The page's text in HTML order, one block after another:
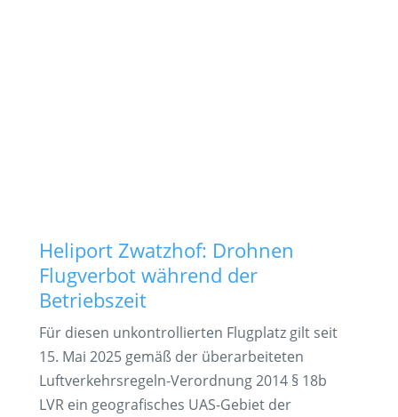
Heliport Zwatzhof: Drohnen
Flugverbot während der
Betriebszeit
Für diesen unkontrollierten Flugplatz gilt seit
15. Mai 2025 gemäß der überarbeiteten
Luftverkehrsregeln-Verordnung 2014 § 18b
LVR ein geografisches UAS-Gebiet der